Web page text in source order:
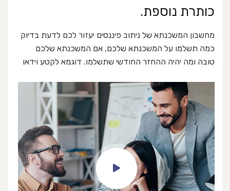
כותרת נוספת.
מחשבון המשכנתא של ניתוב פיננסים יעזור לכם לדעת בדיוק
כמה תשלמו על המשכנתא שלכם, אם המשכנתא שלכם
טובה ומה יהיה ההחזר החודשי שתשלמו. דוגמא לקטע וידאו